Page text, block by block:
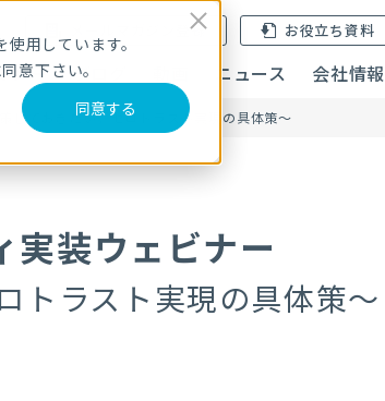
用しています。
意下さい。
同意する
メールマガジン登録 お役立ち資料
ナー ブログ ニュース 会社情報
しておきたい。ゼロトラスト実現の具体策～
実装ウェビナー
トラスト実現の具体策～